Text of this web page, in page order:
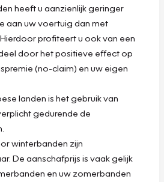
heeft u aanzienlijk geringer
aan uw voertuig dan met
profiteert u ook van een
door het positieve effect op
(no-claim) en uw eigen
landen is het gebruik van
gedurende de
winterbanden zijn
De aanschafprijs is vaak gelijk
en uw zomerbanden